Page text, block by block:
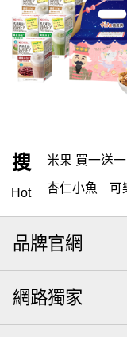
搜
Hot
米果 買一送一
杏仁小魚 可
無調味 全聯
米果
全聯 拜拜 飲
三角壽司海苔
起司 核桃
品牌官網
網路獨家